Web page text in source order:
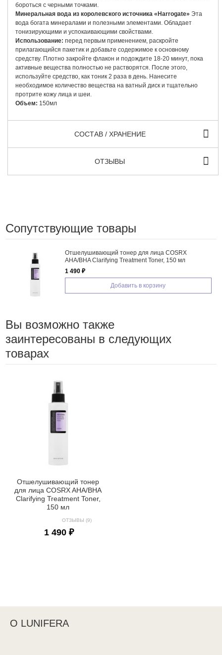
бороться с черными точками.
Минеральная вода из королевского источника «Harrogate» Эта
вода богата минералами и полезными элементами. Обладает
тонизирующими и успокаивающими свойствами.
Использование: перед первым применением, раскройте
прилагающийся пакетик и добавьте содержимое к основному
средству. Плотно закройте флакон и подождите 18-20 минут, пока
активные вещества полностью не растворятся. После этого,
используйте средство, как тоник 2 раза в день. Нанесите
необходимое количество вещества на ватный диск и тщательно
протрите кожу лица и шеи.
Объем: 150мл
СОСТАВ / ХРАНЕНИЕ
ОТЗЫВЫ
Сопутствующие товары
Отшелушивающий тонер для лица COSRX
AHA/BHA Clarifying Treatment Toner, 150 мл
1 490 ₽
Добавить в корзину
Вы возможно также
заинтересованы в следующих
товарах
Отшелушивающий тонер
для лица COSRX AHA/BHA
Clarifying Treatment Toner,
150 мл
ОТЗЫВЫ (9)
1 490 ₽
О LUNIFERA